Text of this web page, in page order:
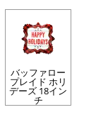
バッファロー
プレイド ホリ
デーズ 18イン
チ